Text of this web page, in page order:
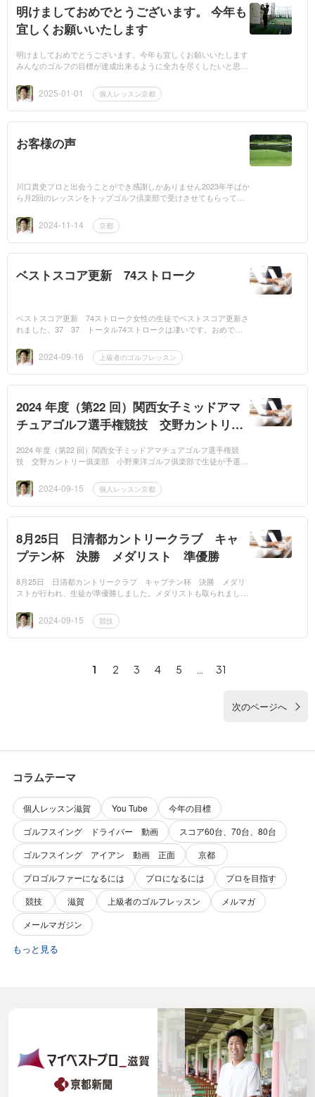
明けましておめでとうございます。 今年も
宜しくお願いいたします
明けましておめでとうございます。今年も宜しくお願いいたします
みんなのゴルフの目標が達成出来るように全力を尽くしたいと思い
ル ... 2025-01-01 個人レッスン京都
お客様の声
川口貴史プロと出会うことができ感謝しかありません2023年半ばか
ら月2回のレッスンをトップゴルフ倶楽部で受けさせてもらってい
考え方 納得の...
2024-11-14 京都
ベストスコア更新 74ストローク
ベストスコア更新 74ストローク女性の生徒でベストスコア更新さ
れました。37 37 トータル74ストロークは凄いです。おめでと
とです...2024-09-16 上級者のゴルフレッスン
2024 年度（第22 回）関西女子ミッドアマ
チュアゴルフ選手権競技 交野カントリー
2024 年度（第22 回）関西女子ミッドアマチュアゴルフ選手権競
技 交野カントリー俱楽部 小野東洋ゴルフ俱楽部で生徒が予選を
史メルマ...2024-09-15 個人レッスン京都
8月25日 日清都カントリークラブ キャ
プテン杯 決勝 メダリスト 準優勝
8月25日 日清都カントリークラブ キャプテン杯 決勝 メダリ
ストが行われ、生徒が準優勝しました。メダリストも取られました
大事なこ...2024-09-15 競技
1 2 3 4 5 31
次のページへ
コラムテーマ
個人レッスン滋賀 You Tube
今年の目標
ゴルフスイング ドライバー 動画
スコア60台、70台、80台
ゴルフスイング アイアン 動画 正面
京都
プロゴルファーになるには
プロになるには
プロを目指す
競技
滋賀 上級者のゴルフレッスン
メルマガ
メールマガジン
もっと見る